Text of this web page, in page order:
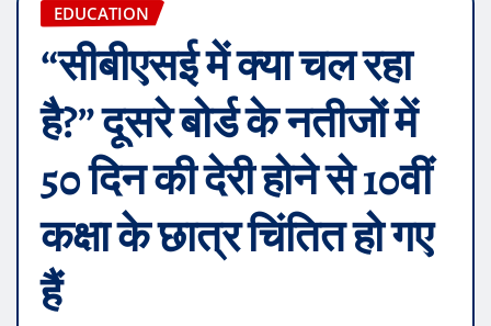
EDUCATION
“सीबीएसई में क्या चल रहा
है?” दूसरे बोर्ड के नतीजों में
50 दिन की देरी होने से 10वीं
कक्षा के छात्र चिंतित हो गए
हैं